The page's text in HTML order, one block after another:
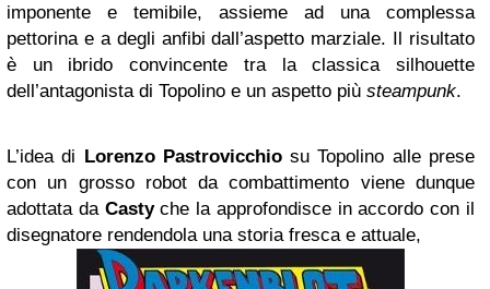
imponente e temibile, assieme ad una complessa
pettorina e a degli anfibi dall’aspetto marziale. Il risultato
è un ibrido convincente tra la classica silhouette
dell’antagonista di Topolino e un aspetto più steampunk.
L’idea di Lorenzo Pastrovicchiosu Topolino alle prese
con un grosso robot da combattimento viene dunque
adottata da Castyche la approfondisce in accordo con il
disegnatore rendendola una storia fresca e attuale,